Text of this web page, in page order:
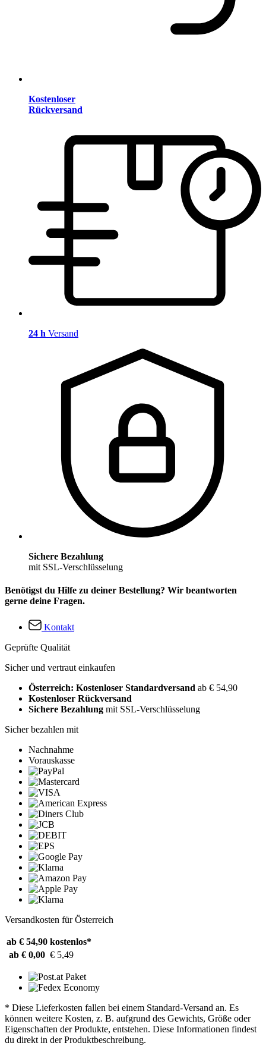
Kostenloser
Rückversand
24 h Versand
Sichere Bezahlung
mit SSL-Verschlüsselung
Benötigst du Hilfe zu deiner Bestellung? Wir beantworten
gerne deine Fragen.
Kontakt
Geprüfte Qualität
Sicher und vertraut einkaufen
Österreich: Kostenloser Standardversand ab € 54,90
Kostenloser Rückversand
Sichere Bezahlung mit SSL-Verschlüsselung
Sicher bezahlen mit
Nachnahme
Vorauskasse
Versandkosten für Österreich
ab € 54,90 kostenlos*
ab € 0,00 € 5,49
* Diese Lieferkosten fallen bei einem Standard-Versand an. Es
können weitere Kosten, z. B. aufgrund des Gewichts, Größe oder
Eigenschaften der Produkte, entstehen. Diese Informationen findest
du direkt in der Produktbeschreibung.